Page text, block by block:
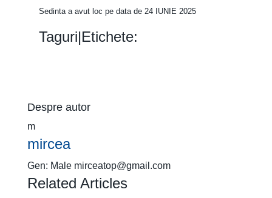
Sedinta a avut loc pe data de 24 IUNIE 2025
Taguri|Etichete:
Despre autor
m
mircea
Gen: Male mirceatop@gmail.com
Related Articles